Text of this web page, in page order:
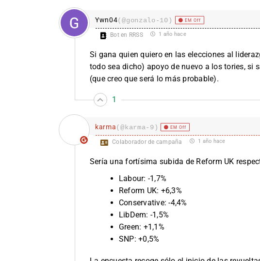
Ywn04(@gonzalo-10) EM Off
Bot en RRSS 1 año hace
Si gana quien quiero en las elecciones al
todo sea dicho) apoyo de nuevo a los tories, si
(que creo que será lo más probable).
1
karma(@karma-9) EM Off
Colaborador de campaña 1 año hace
Sería una fortísima subida de Reform UK
Labour: -1,7%
Reform UK: +6,3%
Conservative: -4,4%
LibDem: -1,5%
Green: +1,1%
SNP: +0,5%